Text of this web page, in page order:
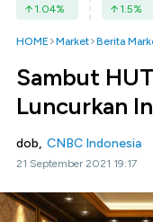
1.04% 1.5%
HOME Market Berita
Sambut
Luncurkan
dob, CNBC Indonesia
21 September 2021 19:17